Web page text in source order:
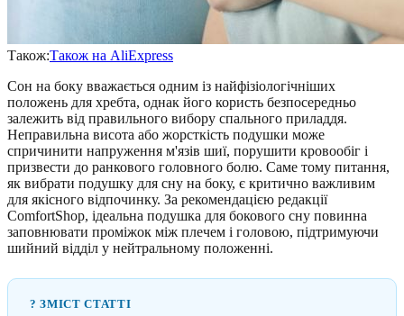
Також:Також на AliExpress
Сон на боку вважається одним із найфізіологічніших
положень для хребта, однак його користь безпосередньо
залежить від правильного вибору спального приладдя.
Неправильна висота або жорсткість подушки може
спричинити напруження м'язів шиї, порушити кровообіг і
призвести до ранкового головного болю. Саме тому питання,
як вибрати подушку для сну на боку, є критично важливим
для якісного відпочинку. За рекомендацією редакції
ComfortShop, ідеальна подушка для бокового сну повинна
заповнювати проміжок між плечем і головою, підтримуючи
шийний відділ у нейтральному положенні.
? ЗМІСТ СТАТТІ